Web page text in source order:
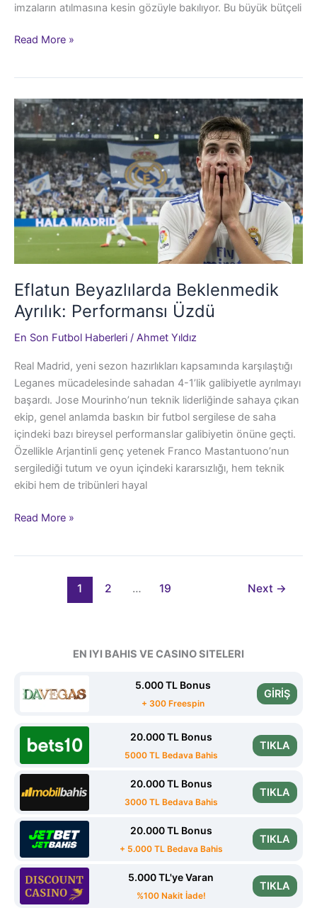
imzaların atılmasına kesin gözüyle bakılıyor. Bu büyük bütçeli
Portekizli
Görülmemiş
Kapışma
Read More »
Eflatun Beyazlılarda Beklenmedik
Ayrılık: Performansı Üzdü
En Son Futbol Haberleri / Ahmet Yıldız
Real Madrid, yeni sezon hazırlıkları kapsamında karşılaştığı
Leganes mücadelesinde sahadan 4-1’lik galibiyetle ayrılmayı
başardı. Jose Mourinho’nun teknik liderliğinde sahaya çıkan
ekip, genel anlamda baskın bir futbol sergilese de saha
içindeki bazı bireysel performanslar galibiyetin önüne geçti.
Özellikle Arjantinli genç yetenek Franco Mastantuono’nun
sergilediği tutum ve oyun içindeki kararsızlığı, hem teknik
ekibi hem de tribünleri hayal
Eflatun
Read More »
1 2 … 19 Next →
EN IYI BAHIS VE CASINO SITELERI
5.000 TL Bonus
+ 300 Freespin
GİRİŞ
20.000 TL Bonus
5000 TL Bedava Bahis
TIKLA
20.000 TL Bonus
3000 TL Bedava Bahis
TIKLA
20.000 TL Bonus
+ 5.000 TL Bedava Bahis
TIKLA
5.000 TL'ye Varan
%100 Nakit İade!
TIKLA